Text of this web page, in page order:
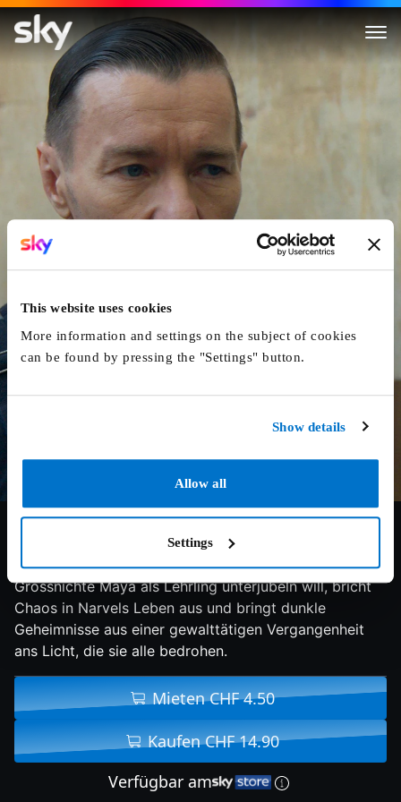
This website uses cookies
More information and settings on the subject of cookies
can be found by pressing the "Settings" button.
Show details
Allow all
Settings
Master Gardener
6/10 2023 106 min Drama
Als seine Arbeitgeberin ihm ihre eigensinnige
Grossnichte Maya als Lehrling unterjubeln will, bricht
Chaos in Narvels Leben aus und bringt dunkle
Geheimnisse aus einer gewalttätigen Vergangenheit
ans Licht, die sie alle bedrohen.
Mieten CHF 4.50
Kaufen CHF 14.90
Verfügbar am